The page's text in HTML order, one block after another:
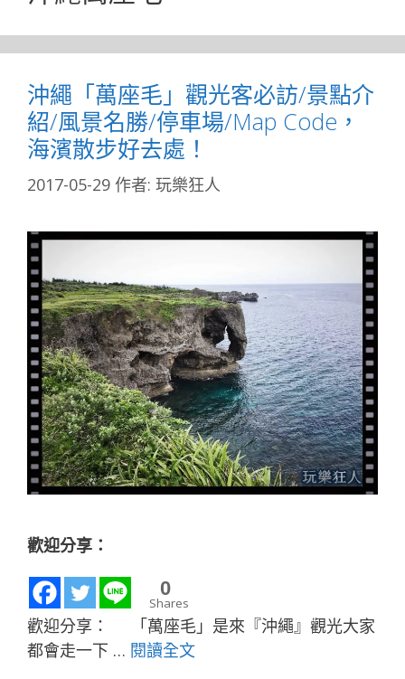
沖繩「萬座毛」觀光客必訪/景點介
紹/風景名勝/停車場/Map Code，
海濱散步好去處！
2017-05-29 作者: 玩樂狂人
歡迎分享：
0
Shares
歡迎分享： 「萬座毛」是來『沖繩』觀光大家
都會走一下 … 閱讀全文